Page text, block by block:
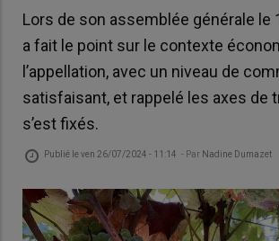
Lors de son assemblée générale le
a fait le point sur le contexte
l’appellation, avec un niveau de
satisfaisant, et rappelé les axes de
s’est fixés.
Publié leven 26/07/2024 - 11:14 - Par Nadine Dumazet